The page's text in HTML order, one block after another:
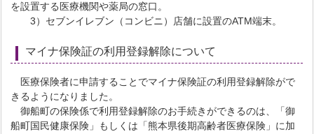
を設置する医療機関や薬局の窓口。
3）セブンイレブン（コンビニ）店舗に設置のATM端末。
マイナ保険証の利用登録解除について
医療保険者に申請することでマイナ保険証の利用登録解除がで
きるようになりました。
御船町の保険係で利用登録解除のお手続きができるのは、「御
船町国民健康保険」もしくは「熊本県後期高齢者医療保険」に加